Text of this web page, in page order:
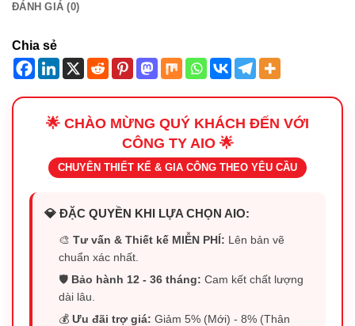
ĐÁNH GIÁ (0)
Chia sẻ
🌟 CHÀO MỪNG QUÝ KHÁCH ĐẾN VỚI
CÔNG TY AIO 🌟
CHUYÊN THIẾT KẾ & GIA CÔNG THEO YÊU CẦU
💎 ĐẶC QUYỀN KHI LỰA CHỌN AIO:
🎨Tư vấn & Thiết kế MIỄN PHÍ: Lên bản vẽ
chuẩn xác nhất.
🛡️ Bảo hành 12 - 36 tháng: Cam kết chất lượng
dài lâu.
💰Ưu đãi trợ giá: Giảm 5% (Mới) - 8% (Thân